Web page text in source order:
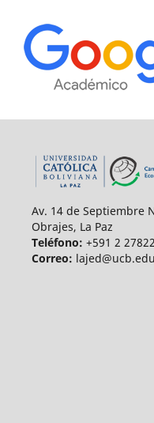
Av. 14 de Septiembre
Obrajes, La Paz
Teléfono: +591 2
Correo: